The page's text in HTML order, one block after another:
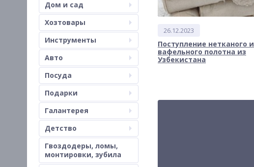
Дом и сад
Хозтовары
Инструменты
Авто
Посуда
Подарки
Галантерея
Детство
Гвоздодеры, ломы,
монтировки, зубила
26.12.2023
Поступление нетканого и
вафельного полотна из
Узбекистана